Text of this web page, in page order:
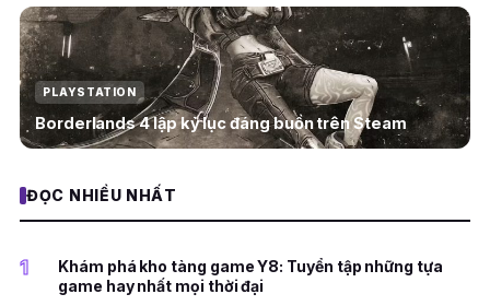
PLAYSTATION
Borderlands 4 lập kỷ lục đáng buồn trên Steam
ĐỌC NHIỀU NHẤT
1
Khám phá kho tàng game Y8: Tuyển tập những tựa
game hay nhất mọi thời đại